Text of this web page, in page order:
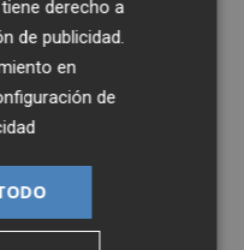
aplicación
Señas que no
la AVL en
el bloque de
se inserta
básica, el
la Comunidad
derecho a
de publicidad
en
de